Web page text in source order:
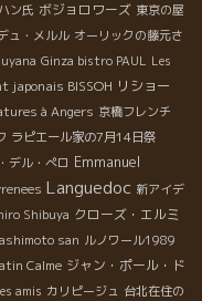
ン氏 ボジョロワーズ 東京の屋
ュ・メルル オーリックの藤元さ
Ginza bistro PAUL Les
BISSOH リショー
à Angers 京橋フレンチ
ラピエール家の7月14日祭
デル・ぺロ Emmanuel
Languedoc 新アイデ
Shibuya クローズ・エルミ
san ルノワール1989
Calme ジャン・ポール・ド
amis カリピージュ 台北在住の